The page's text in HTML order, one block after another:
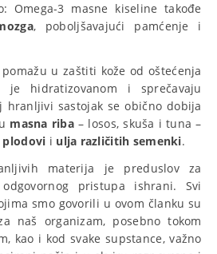
Omega-3 masne kiseline takođe
, poboljšavajući pamćenje i
u zaštiti kože od oštećenja
je hidratizovanom i sprečavaju
hranljivi sastojak se obično dobija
masna riba– losos, skuša i tuna –
plodovi i ulja različitih semenki.
materija je preduslov za
pristupa ishrani. Svi
smo govorili u ovom članku su
naš organizam, posebno tokom
kao i kod svake supstance, važno